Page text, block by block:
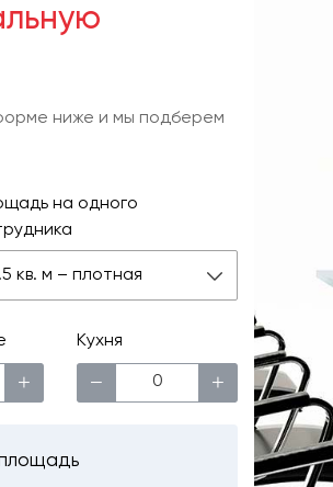
ниже и мы подберем
на одного
кв. м – плотная
+
Кухня
− +